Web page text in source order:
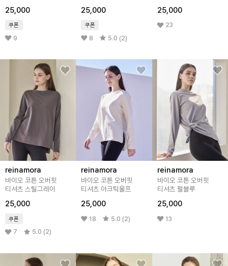
25,000
쿠폰
9
25,000
쿠폰
8 5.0 (2)
25,000
23
reinamora
바이오 코튼 오버핏
티셔츠 스틸그레이
25,000
쿠폰
7 5.0 (2)
reinamora
바이오 코튼 오버핏
티셔츠 아크틱울프
25,000
18 5.0 (2)
reinamora
바이오 코튼 오버핏
티셔츠 펄블루
25,000
13